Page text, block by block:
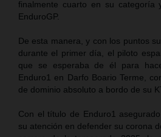
finalmente cuarto en su categoría
EnduroGP.
De esta manera, y con los puntos
durante el primer día, el piloto
que se esperaba de él para
Enduro1 en Darfo Boario Terme,
de dominio absoluto a bordo de su
Con el título de Enduro1
su atención en defender su corona